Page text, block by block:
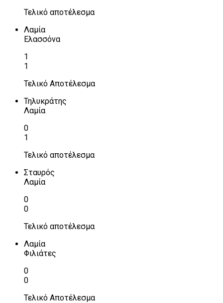
Τελικό αποτέλεσμα
Λαμία
Ελασσόνα
1
1
Τελικό Αποτέλεσμα
Τηλυκράτης
Λαμία
0
1
Τελικό αποτέλεσμα
Σταυρός
Λαμία
0
0
Τελικό αποτέλεσμα
Λαμία
Φιλιάτες
0
0
Τελικό Αποτέλεσμα